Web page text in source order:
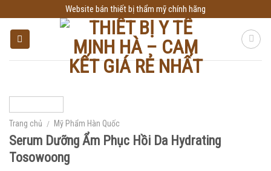
to
content
Website bán thiết bị thẩm mỹ chính hãng
Trang chủ / Mỹ Phẩm Hàn Quốc
Serum Dưỡng Ẩm Phục Hồi Da Hydrating
Tosowoong